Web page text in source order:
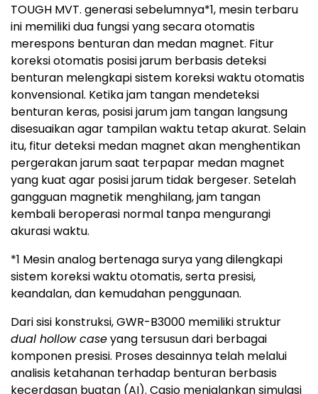
TOUGH MVT. generasi sebelumnya*1, mesin terbaru
ini memiliki dua fungsi yang secara otomatis
merespons benturan dan medan magnet. Fitur
koreksi otomatis posisi jarum berbasis deteksi
benturan melengkapi sistem koreksi waktu otomatis
konvensional. Ketika jam tangan mendeteksi
benturan keras, posisi jarum jam tangan langsung
disesuaikan agar tampilan waktu tetap akurat. Selain
itu, fitur deteksi medan magnet akan menghentikan
pergerakan jarum saat terpapar medan magnet
yang kuat agar posisi jarum tidak bergeser. Setelah
gangguan magnetik menghilang, jam tangan
kembali beroperasi normal tanpa mengurangi
akurasi waktu.
*1 Mesin analog bertenaga surya yang dilengkapi
sistem koreksi waktu otomatis, serta presisi,
keandalan, dan kemudahan penggunaan.
Dari sisi konstruksi, GWR-B3000 memiliki struktur
dual hollow caseyang tersusun dari berbagai
komponen presisi. Proses desainnya telah melalui
analisis ketahanan terhadap benturan berbasis
kecerdasan buatan (AI). Casio menjalankan simulasi